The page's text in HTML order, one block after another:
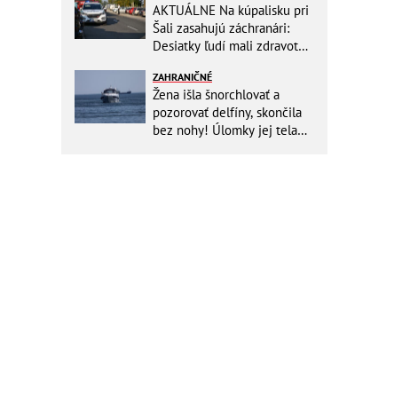
AKTUÁLNE Na kúpalisku pri
Šali zasahujú záchranári:
Desiatky ľudí mali zdravotné
ZAHRANIČNÉ
Žena išla šnorchlovať a
pozorovať delfíny, skončila
bez nohy! Úlomky jej tela